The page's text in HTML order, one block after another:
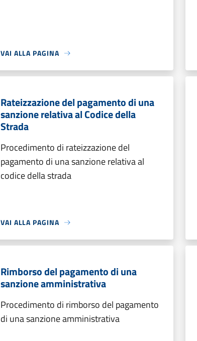
VAI ALLA PAGINA
Rateizzazione del pagamento di una
sanzione relativa al Codice della
Strada
Procedimento di rateizzazione del
pagamento di una sanzione relativa al
codice della strada
VAI ALLA PAGINA
Rimborso del pagamento di una
sanzione amministrativa
Procedimento di rimborso del pagamento
di una sanzione amministrativa